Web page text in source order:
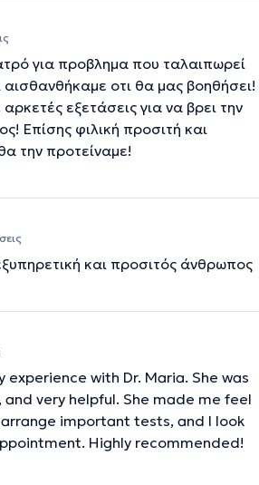
για προβλημα που ταλαιπωρεί
αισθανθήκαμε οτι θα μας βοηθήσει!
εξετάσεις για να βρει την
Επίσης φιλική προσιτή και
την προτείναμε!
και προσιτός άνθρωπος
with Dr. Maria. She was
very helpful. She made me feel
important tests, and I look
Highly recommended!